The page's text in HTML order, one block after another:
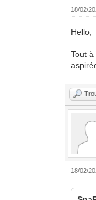
18/02/
Hello,
Tout
18/02/